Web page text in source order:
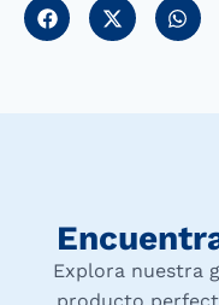
Explora nuestra